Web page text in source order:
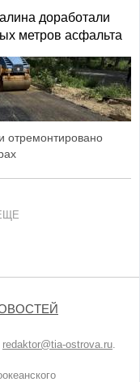
доработали
метров асфальта
отремонтировано
redaktor@tia-ostrova.ru.